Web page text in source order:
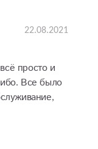
22.08.2021
просто и
Все было